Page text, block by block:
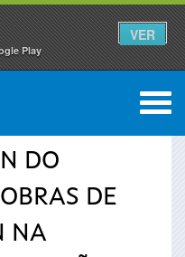
Play
VER
0
DO
DE
NA